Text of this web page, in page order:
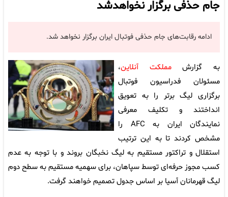
جام حذفی برگزار نخواهدشد
ادامه رقابت‌های جام حذفی فوتبال ایران برگزار نخواهد شد.
به گزارشمملکت آنلاین،
مسئولان فدراسیون فوتبال
برگزاری لیگ برتر را به تعویق
انداختند و تکلیف معرفی
نمایندگان ایران به AFC را
مشخص کردند تا به این ترتیب
استقلال و تراکتور مستقیم به لیگ نخبگان بروند و با توجه به عدم
کسب مجوز حرفه‌ای توسط سپاهان، برای سهمیه مستقیم به سطح دوم
لیگ قهرمانان آسیا بر اساس جدول تصمیم خواهند گرفت.